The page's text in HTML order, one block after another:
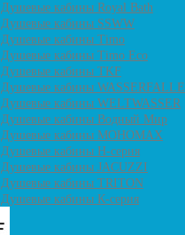
Душевые кабины Royal Bath
Душевые кабины SSWW
Душевые кабины Timo
Душевые кабины Timo Eco
Душевые кабины TKF
Душевые кабины WASSERFALLE
Душевые кабины WELTWASSER
Душевые кабины Водный Мир
Душевые кабины МОНОМАХ
Душевые кабины H-серия
Душевые кабины JACUZZI
Душевые кабины TRITON
Душевые кабины К-серия